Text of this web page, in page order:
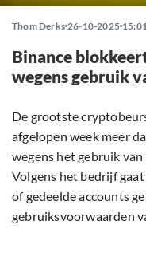
Thom Derks 26-10-2025
Binance
wegens gebruik
De grootste
afgelopen week meer
wegens het gebruik van
Volgens het bedrijf
of gedeelde accounts
gebruiksvoorwaarden